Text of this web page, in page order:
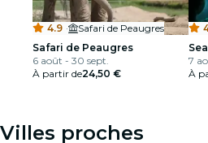
4.9 ·
Safari de Peaugres
Safari de Peaugres
6 août - 30 sept.
À partir de24,50 €
7
À
Villes proches